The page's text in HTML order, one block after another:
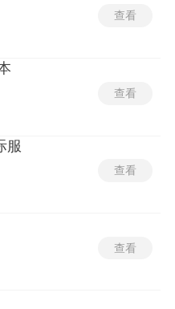
查看
查看
服
查看
查看